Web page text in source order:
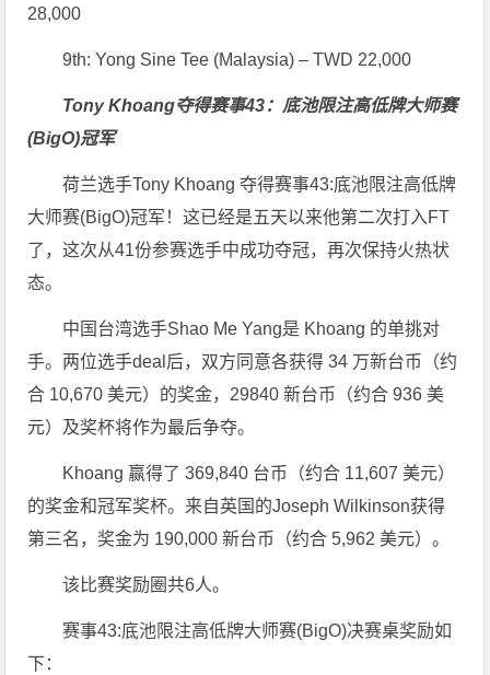
28,000
9th: Yong Sine Tee (Malaysia) – TWD 22,000
Tony Khoang夺得赛事43：底池限注高低牌大师赛
(BigO)冠军
荷兰选手Tony Khoang 夺得赛事43:底池限注高低牌
大师赛(BigO)冠军！这已经是五天以来他第二次打入FT
了，这次从41份参赛选手中成功夺冠，再次保持火热状
态。
中国台湾选手Shao Me Yang是 Khoang 的单挑对
手。两位选手deal后，双方同意各获得 34 万新台币（约
合 10,670 美元）的奖金，29840 新台币（约合 936 美
元）及奖杯将作为最后争夺。
Khoang 赢得了 369,840 台币（约合 11,607 美元）
的奖金和冠军奖杯。来自英国的Joseph Wilkinson获得
第三名，奖金为 190,000 新台币（约合 5,962 美元）。
该比赛奖励圈共6人。
赛事43:底池限注高低牌大师赛(BigO)决赛桌奖励如
下：